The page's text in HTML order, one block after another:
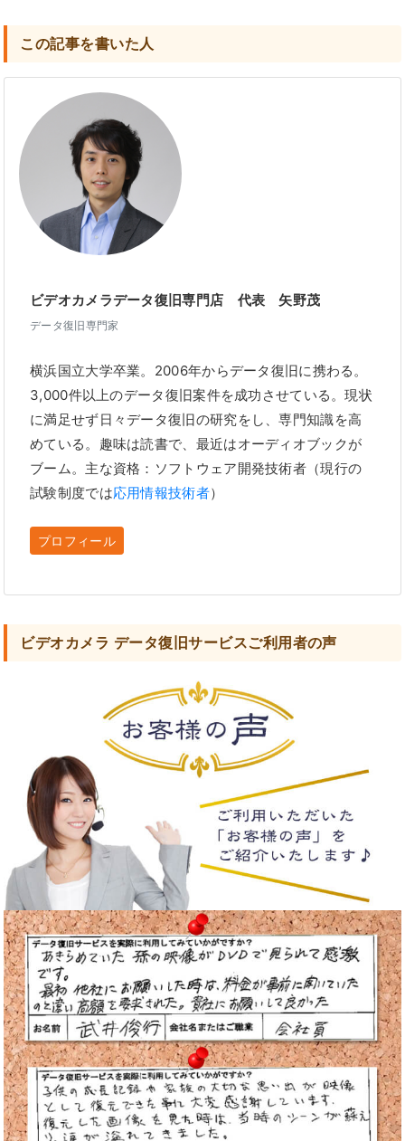
この記事を書いた人
ビデオカメラデータ復旧専門店 代表 矢野茂
データ復旧専門家
横浜国立大学卒業。2006年からデータ復旧に携わる。
3,000件以上のデータ復旧案件を成功させている。現状
に満足せず日々データ復旧の研究をし、専門知識を高
めている。趣味は読書で、最近はオーディオブックが
ブーム。主な資格：ソフトウェア開発技術者（現行の
試験制度では応用情報技術者）
プロフィール
ビデオカメラ データ復旧サービスご利用者の声